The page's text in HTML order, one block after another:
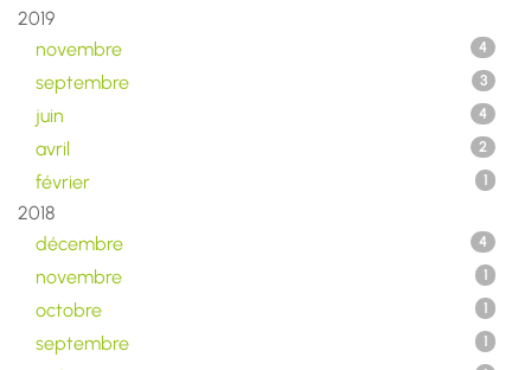
2019
novembre
4
septembre 3
juin 4
avril 2
février 1
2018
décembre
4
novembre 1
octobre 1
septembre 1